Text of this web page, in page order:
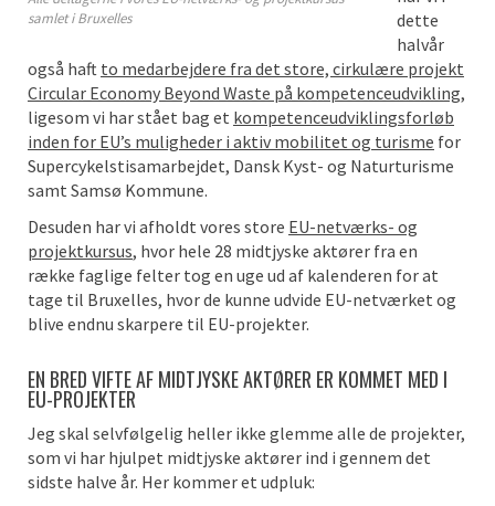
samlet i Bruxelles
dette
halvår
også haft to medarbejdere fra det store, cirkulære projekt
Circular Economy Beyond Waste på kompetenceudvikling,
ligesom vi har stået bag et kompetenceudviklingsforløb
inden for EU’s muligheder i aktiv mobilitet og turisme for
Supercykelstisamarbejdet, Dansk Kyst- og Naturturisme
samt Samsø Kommune.
Desuden har vi afholdt vores store EU-netværks- og
projektkursus, hvor hele 28 midtjyske aktører fra en
række faglige felter tog en uge ud af kalenderen for at
tage til Bruxelles, hvor de kunne udvide EU-netværket og
blive endnu skarpere til EU-projekter.
EN BRED VIFTE AF MIDTJYSKE AKTØRER ER KOMMET MED I
EU-PROJEKTER
Jeg skal selvfølgelig heller ikke glemme alle de projekter,
som vi har hjulpet midtjyske aktører ind i gennem det
sidste halve år. Her kommer et udpluk: